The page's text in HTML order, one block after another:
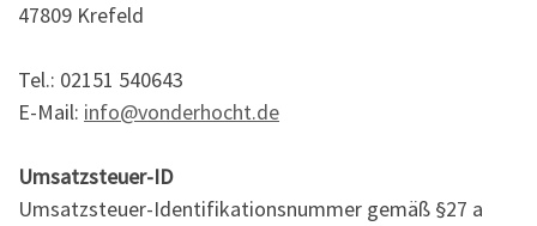
47809 Krefeld
Tel.: 02151 540643
E-Mail: info@vonderhocht.de
Umsatzsteuer-ID
Umsatzsteuer-Identifikationsnummer gemäß §27 a